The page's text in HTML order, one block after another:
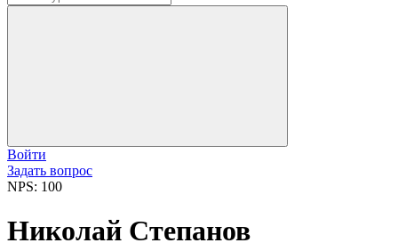
Войти
Задать вопрос
NPS: 100
Николай Степанов